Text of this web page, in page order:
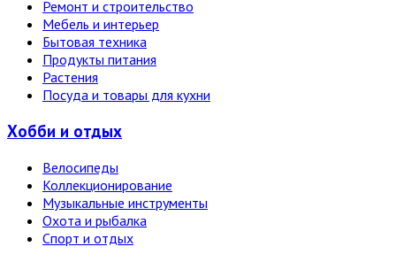
Ремонт и строительство
Мебель и интерьер
Бытовая техника
Продукты питания
Растения
Посуда и товары для кухни
Хобби и отдых
Велосипеды
Коллекционирование
Музыкальные инструменты
Охота и рыбалка
Спорт и отдых